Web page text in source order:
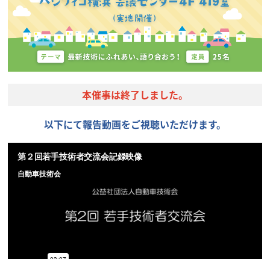
本催事は終了しました。
以下にて報告動画をご視聴いただけます。